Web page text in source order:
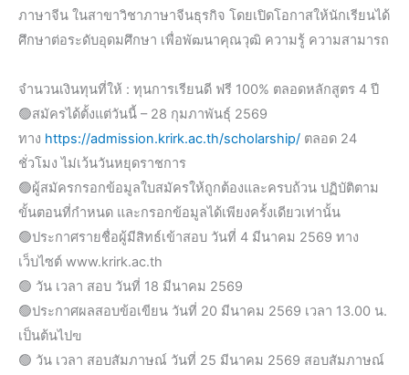
ภาษาจีน ในสาขาวิชาภาษาจีนธุรกิจ โดยเปิดโอกาสให้นักเรียนได้
ศึกษาต่อระดับอุดมศึกษา เพื่อพัฒนาคุณวุฒิ ความรู้ ความสามารถ
จำนวนเงินทุนที่ให้ : ทุนการเรียนดี ฟรี 100% ตลอดหลักสูตร 4 ปี
🟢สมัครได้ตั้งแต่วันนี้ – 28 กุมภาพันธ์ุ 2569
ทาง https://admission.krirk.ac.th/scholarship/ ตลอด 24
ชั่วโมง ไม่เว้นวันหยุดราชการ
🟢ผู้สมัครกรอกข้อมูลใบสมัครให้ถูกต้องและครบถ้วน ปฏิบัติตาม
ขั้นตอนที่กำหนด และกรอกข้อมูลได้เพียงครั้งเดียวเท่านั้น
🟢ประกาศรายชื่อผู้มีสิทธ์เข้าสอบ วันที่ 4 มีนาคม 2569 ทาง
เว็บไซต์ www.krirk.ac.th
🟢 วัน เวลา สอบ วันที่ 18 มีนาคม 2569
🟢ประกาศผลสอบข้อเขียน วันที่ 20 มีนาคม 2569 เวลา 13.00 น.
เป็นต้นไปฃ
🟢 วัน เวลา สอบสัมภาษณ์ วันที่ 25 มีนาคม 2569 สอบสัมภาษณ์